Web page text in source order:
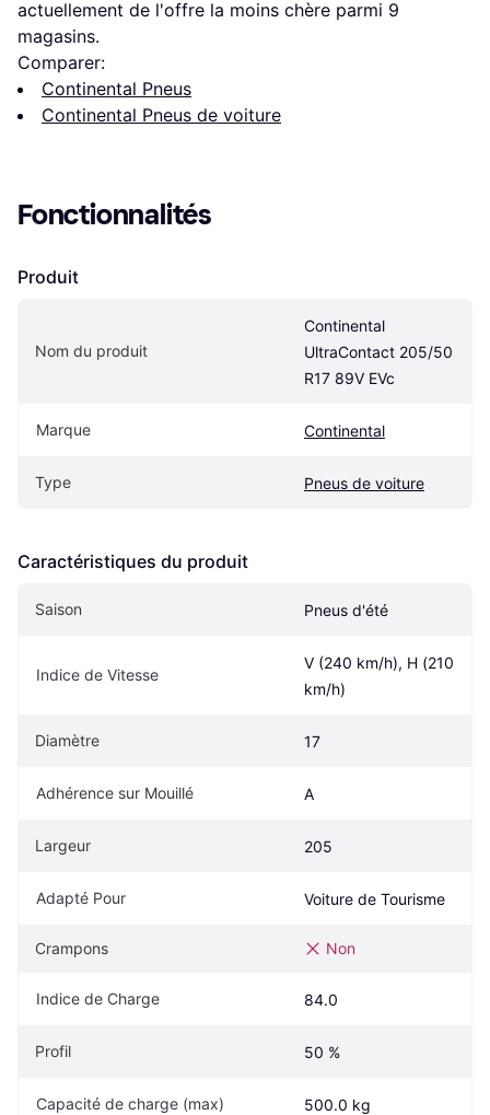
actuellement de l'offre la moins chère parmi 9
magasins.
Comparer:
Continental Pneus
Continental Pneus de voiture
Fonctionnalités
Produit
Nom du produit
Continental
UltraContact 205/50
R17 89V EVc
Marque Continental
Type Pneus de voiture
Caractéristiques du produit
Saison Pneus d'été
Indice de Vitesse
V (240 km/h), H (210
km/h)
Diamètre 17
Adhérence sur Mouillé A
Largeur 205
Adapté Pour Voiture de Tourisme
Crampons Non
Indice de Charge 84.0
Profil 50 %
Capacité de charge (max) 500.0 kg